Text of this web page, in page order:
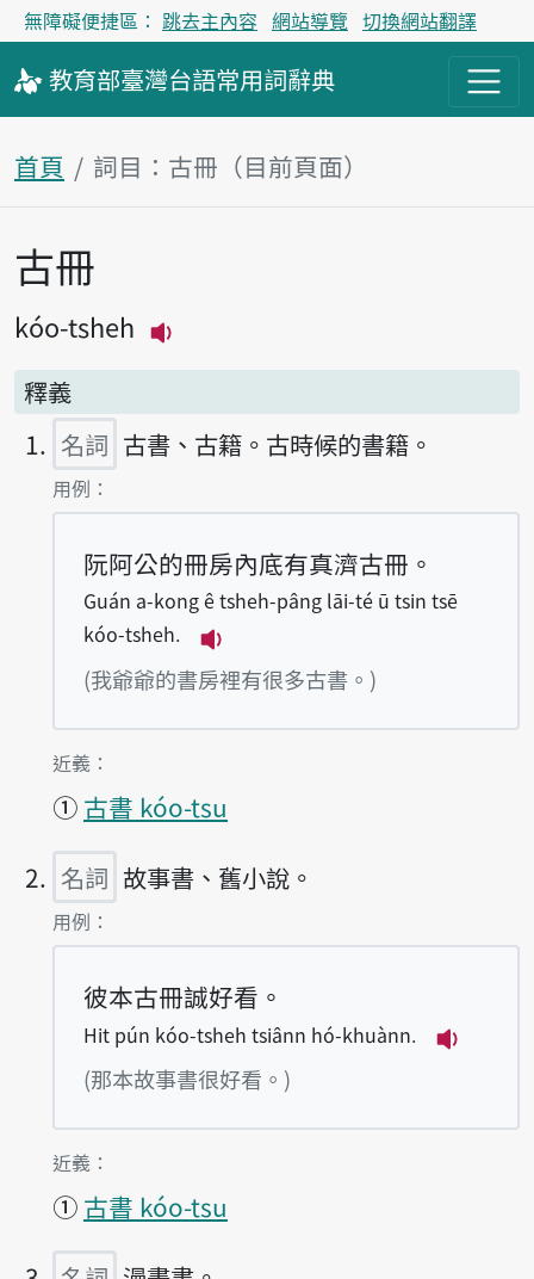
無障礙便捷區： 跳去主內容 網站導覽 切換網站翻譯
教育部臺灣台語常用詞辭典
首頁 詞目：古冊（目前頁面）
主內容區塊
古冊
kóo-tsheh
釋義
名詞 古書、古籍。古時候的書籍。
第1項釋義的
用例：
阮阿公的冊房內底有真濟古冊。
Guán a-kong ê tsheh-pâng lāi-té ū tsin tsē
kóo-tsheh.
播放例句Guán a-kong ê
(我爺爺的書房裡有很多古書。)
第1項釋義的
近義：
① 古書 kóo-tsu
名詞 故事書、舊小說。
第2項釋義的
用例：
彼本古冊誠好看。
Hit pún kóo-tsheh tsiânn hó-khuànn.
(那本故事書很好看。)
第2項釋義的
近義：
① 古書 kóo-tsu